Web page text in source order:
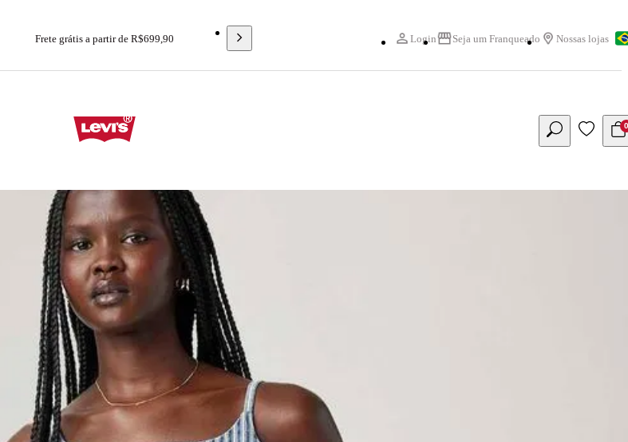
Frete grátis a partir de R$699,90 Login Seja um Franqueado Nossas lojas
0